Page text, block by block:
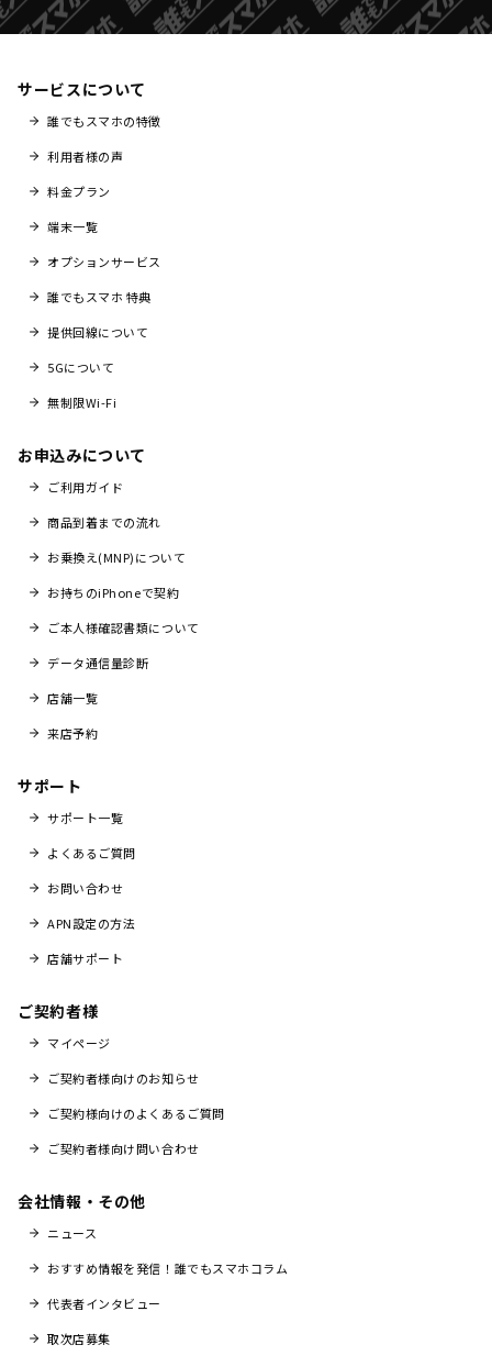
サービスについて
誰でもスマホの特徴
利用者様の声
料金プラン
端末一覧
オプションサービス
誰でもスマホ 特典
提供回線について
5Gについて
無制限Wi-Fi
お申込みについて
ご利用ガイド
商品到着までの流れ
お乗換え(MNP)について
お持ちのiPhoneで契約
ご本人様確認書類について
データ通信量診断
店舗一覧
来店予約
サポート
サポート一覧
よくあるご質問
お問い合わせ
APN設定の方法
店舗サポート
ご契約者様
マイページ
ご契約者様向けのお知らせ
ご契約様向けのよくあるご質問
ご契約者様向け問い合わせ
会社情報・その他
ニュース
おすすめ情報を発信！誰でもスマホコラム
代表者インタビュー
取次店募集